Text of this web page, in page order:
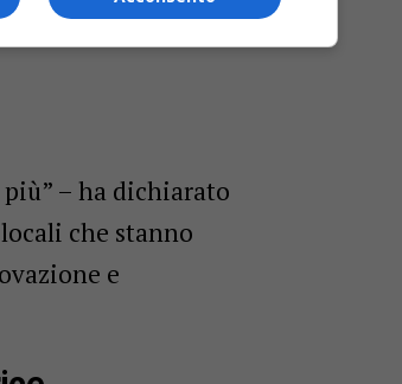
– ha dichiarato
che stanno
e